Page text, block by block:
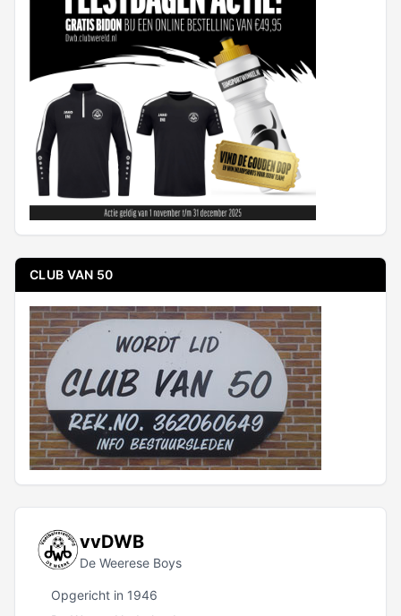
CLUB VAN 50
vvDWB
De Weerese Boys
Opgericht in 1946